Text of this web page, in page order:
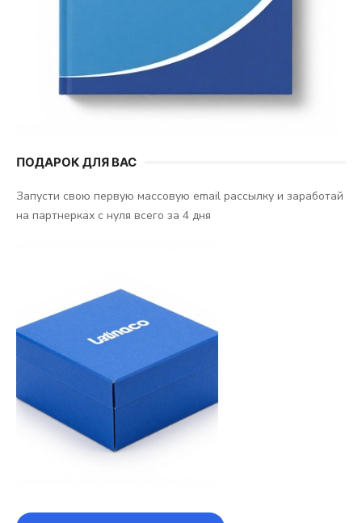
ПОДАРОК ДЛЯ ВАС
Запусти свою первую массовую email рассылку и заработай
на партнерках с нуля всего за 4 дня